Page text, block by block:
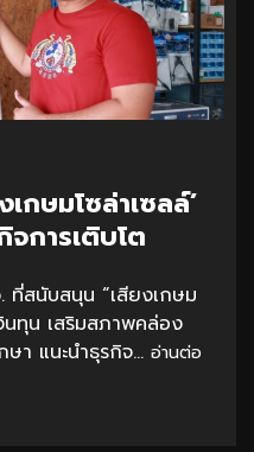
กษมโซล่าเซลล์’
การเติบโต
ที่สนับสนุน “เสียงเกษม
นทุน เสริมสภาพคล่อง
า แนะนำธุรกิจ... อ่านต่อ